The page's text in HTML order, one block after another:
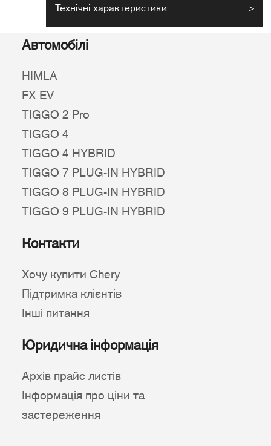
Технічні характеристики >
Автомобілі
HIMLA
FX EV
TIGGO 2 Pro
TIGGO 4
TIGGO 4 HYBRID
TIGGO 7 PLUG-IN HYBRID
TIGGO 8 PLUG-IN HYBRID
TIGGO 9 PLUG-IN HYBRID
Контакти
Хочу купити Chery
Підтримка клієнтів
Інші питання
Юридична інформація
Архів прайс листів
Інформація про ціни та
застереження